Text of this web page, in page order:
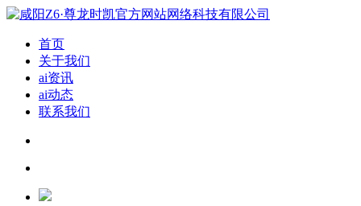
首页
关于我们
ai资讯
ai动态
联系我们